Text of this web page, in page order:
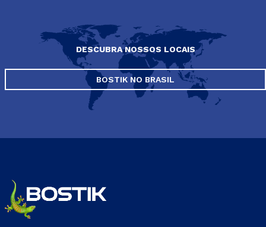
DESCUBRA NOSSOS LOCAIS
BOSTIK NO BRASIL